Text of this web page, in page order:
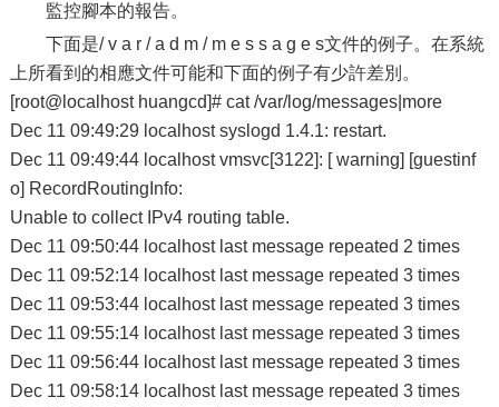
監控腳本的報告。
下面是/ v a r / a d m / m e s s a g e s文件的例子。在系統
上所看到的相應文件可能和下面的例子有少許差別。
[root@localhost huangcd]# cat /var/log/messages|more
Dec 11 09:49:29 localhost syslogd 1.4.1: restart.
Dec 11 09:49:44 localhost vmsvc[3122]: [ warning] [guestinf
o] RecordRoutingInfo:
Unable to collect IPv4 routing table.
Dec 11 09:50:44 localhost last message repeated 2 times
Dec 11 09:52:14 localhost last message repeated 3 times
Dec 11 09:53:44 localhost last message repeated 3 times
Dec 11 09:55:14 localhost last message repeated 3 times
Dec 11 09:56:44 localhost last message repeated 3 times
Dec 11 09:58:14 localhost last message repeated 3 times